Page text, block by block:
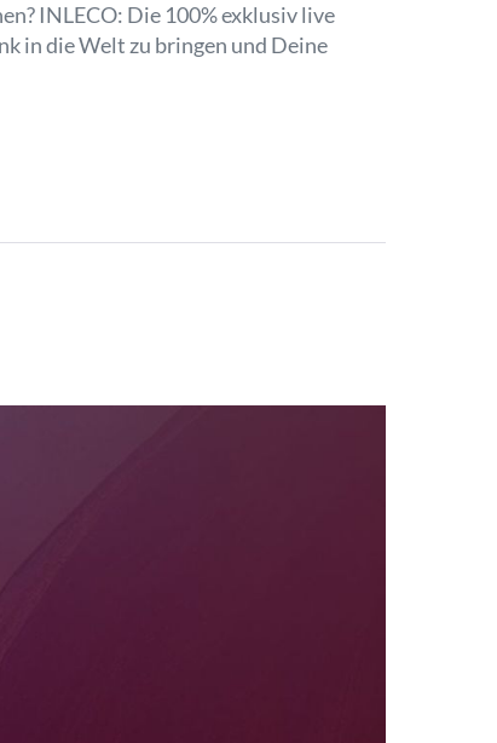
INLECO: Die 100% exklusiv live
in die Welt zu bringen und Deine